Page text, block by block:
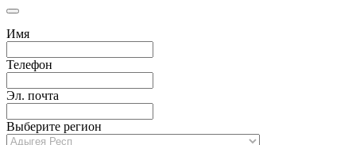
Имя
Телефон
Эл. почта
Выберите регион